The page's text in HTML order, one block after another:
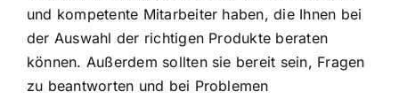
und kompetente Mitarbeiter haben, die Ihnen bei
der Auswahl der richtigen Produkte beraten
können. Außerdem sollten sie bereit sein, Fragen
zu beantworten und bei Problemen